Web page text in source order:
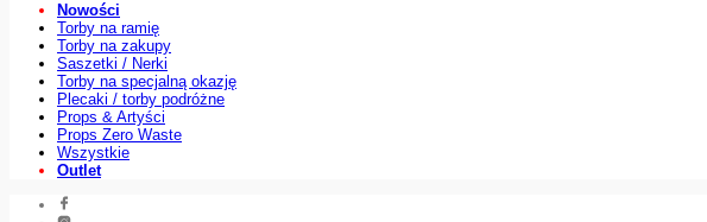
Nowości
Torby na ramię
Torby na zakupy
Saszetki / Nerki
Torby na specjalną okazję
Plecaki / torby podróżne
Props & Artyści
Props Zero Waste
Wszystkie
Outlet